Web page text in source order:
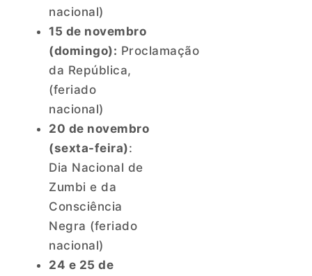
nacional)
15 de novembro
(domingo): Proclamação
da República,
(feriado
nacional)
20 de novembro
(sexta-feira):
Dia Nacional de
Zumbi e da
Consciência
Negra (feriado
nacional)
24 e 25 de